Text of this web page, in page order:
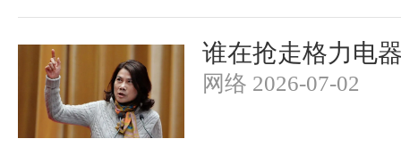
谁在抢走格力电
网络 2026-07-02